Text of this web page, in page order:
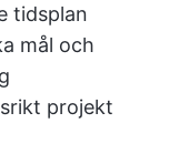
tidsplan
mål och
projekt